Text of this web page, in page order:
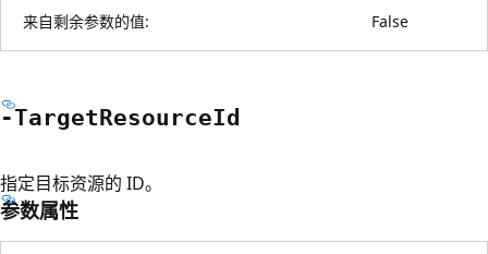
来自剩余参数的值: False
-TargetResourceId
指定目标资源的 ID。
参数属性